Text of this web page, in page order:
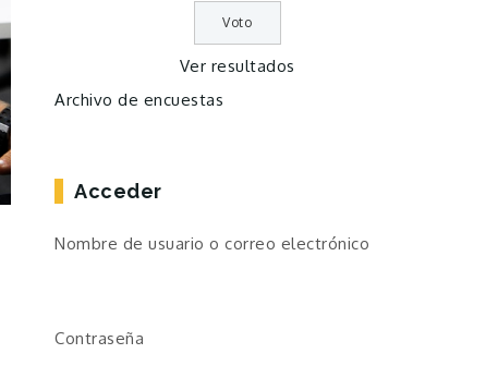
Ver resultados
Archivo de encuestas
Acceder
Nombre de usuario o correo electrónico
Contraseña